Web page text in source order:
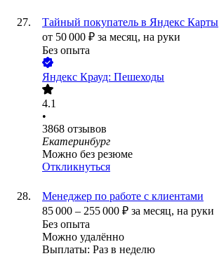
Тайный покупатель в Яндекс Карты
от 50 000 ₽ за месяц, на руки
Без опыта
Яндекс Крауд: Пешеходы
4.1
•
3868 отзывов
Екатеринбург
Можно без резюме
Откликнуться
Менеджер по работе с клиентами
85 000 – 255 000 ₽ за месяц, на руки
Без опыта
Можно удалённо
Выплаты: Раз в неделю